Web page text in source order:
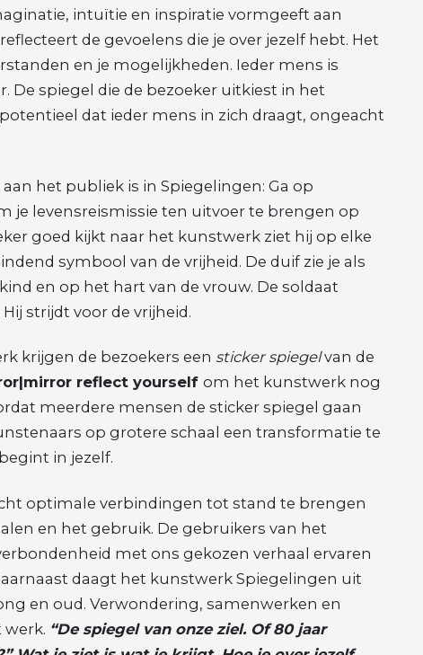
intuïtie en inspiratie vormgeeft aan
de gevoelens die je over jezelf hebt. Het
en je mogelijkheden. Ieder mens is
De spiegel die de bezoeker uitkiest in het
dat ieder mens in zich draagt, ongeacht
het publiek is in Spiegelingen: Ga op
je levensreismissie ten uitvoer te brengen op
goed kijkt naar het kunstwerk ziet hij op elke
symbool van de vrijheid. De duif zie je als
en op het hart van de vrouw. De soldaat
strijdt voor de vrijheid.
krijgen de bezoekers een sticker spiegelvan de
reflect yourself om het kunstwerk nog
meerdere mensen de sticker spiegel gaan
op grotere schaal een transformatie te
in jezelf.
optimale verbindingen tot stand te brengen
en het gebruik. De gebruikers van het
met ons gekozen verhaal ervaren
daagt het kunstwerk Spiegelingen uit
en oud. Verwondering, samenwerken en
“De spiegel van onze ziel. Of 80 jaar